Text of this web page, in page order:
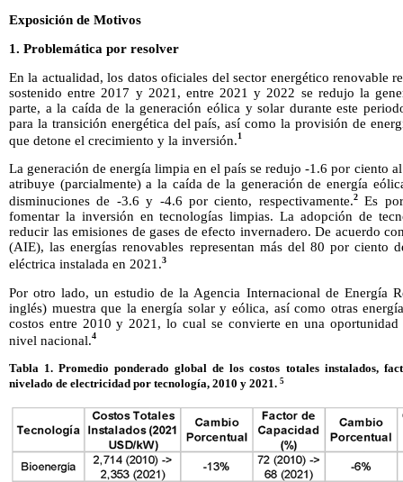
Exposición de Motivos
1. Problemática por resolver
En la actualidad, los datos oficiales del sector energético renovable
sostenido entre 2017 y 2021, entre 2021 y 2022 se redujo la
parte, a la caída de la generación eólica y solar durante este
para la transición energética del país, así como la provisión de
que detone el crecimiento y la inversión.1
La generación de energía limpia en el país se redujo -1.6 por ciento
atribuye (parcialmente) a la caída de la generación de energía
disminuciones de -3.6 y -4.6 por ciento, respectivamente.2Es por
fomentar la inversión en tecnologías limpias. La adopción de
reducir las emisiones de gases de efecto invernadero. De acuerdo
(AIE), las energías renovables representan más del 80 por ciento
eléctrica instalada en 2021.3
Por otro lado, un estudio de la Agencia Internacional de Energía
inglés) muestra que la energía solar y eólica, así como otras
costos entre 2010 y 2021, lo cual se convierte en una
nivel nacional.4
Tabla 1. Promedio ponderado global de los costos totales instalados,
nivelado de electricidad por tecnología, 2010 y 2021. 5